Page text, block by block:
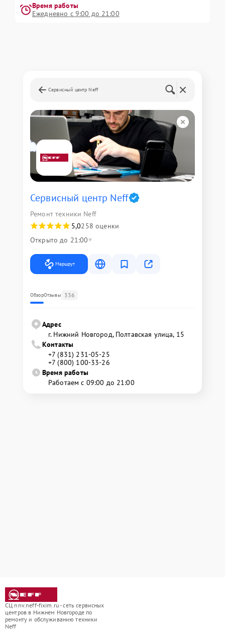
Время работы
Ежедневно с 9:00 до 21:00
Сервисный центр Neff
Сервисный центр Neff
Ремонт техники Neff
5,0258 оценки
Открыто до 21:00
Маршрут
ОбзорОтзывы 336
Адрес
г. Нижний Новгород, Полтавская улица, 15
Контакты
+7 (831) 231-05-25
+7 (800) 100-33-26
Время работы
Работаем с 09:00 до 21:00
СЦ nnv.neff-fixim.ru - сеть сервисных
центров в Нижнем Новгороде по
ремонту и обслуживанию техники
Neff